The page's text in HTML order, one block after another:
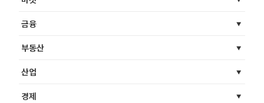
금융
부동산
산업
경제